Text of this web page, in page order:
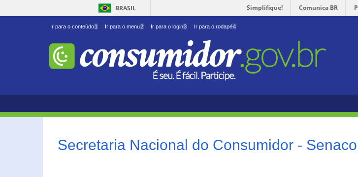
BRASIL Simplifique! Comunica BR
Ir para o conteúdo1 Ir para o menu2 Ir para o login3 Ir para o rodapé4
Secretaria Nacional do Consumidor -